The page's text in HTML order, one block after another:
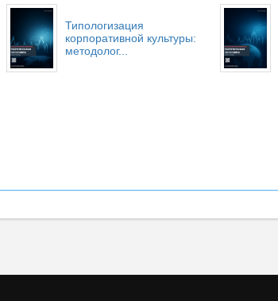
Типологизация
корпоративной культуры:
методолог...